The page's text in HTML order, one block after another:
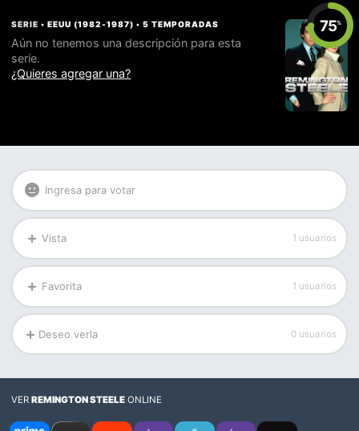
75%
SERIE •EEUU (1982-1987) •5 TEMPORADAS
Aún no tenemos una descripción para esta
serie.
¿Quieres agregar una?
Ingresa para votar
Vista 1 usuarios
Favorita 1 usuarios
Deseo verla 0 usuarios
VERREMINGTON STEELE ONLINE